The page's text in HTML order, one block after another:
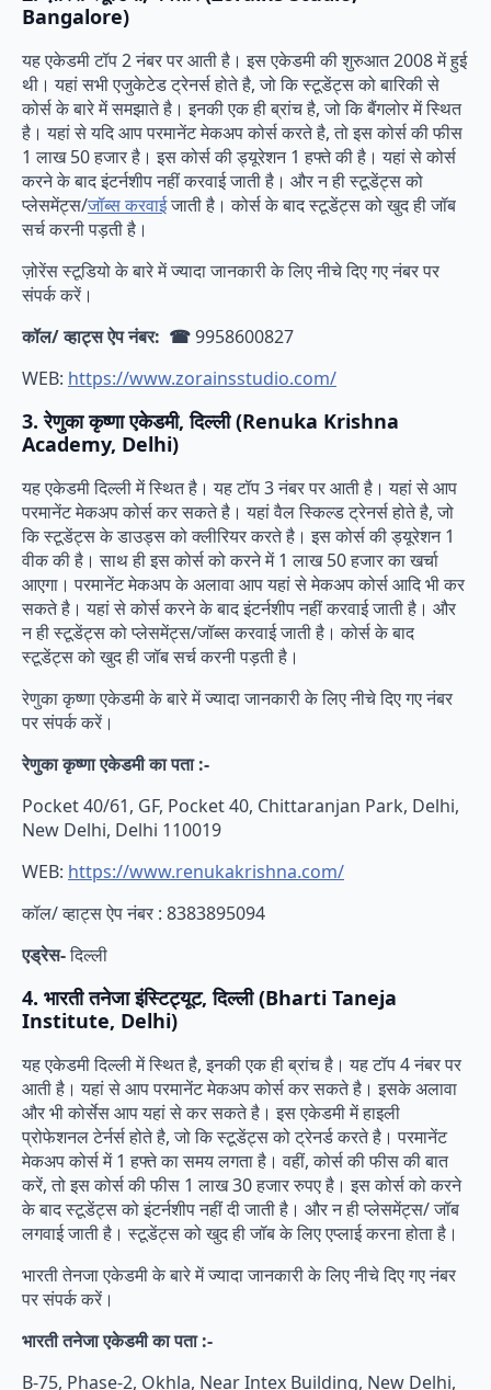
Bangalore)
यह एकेडमी टॉप 2 नंबर पर आती है। इस एकेडमी की शुरुआत 2008 में हुई
थी। यहां सभी एजुकेटेड ट्रेनर्स होते है, जो कि स्टूडेंट्स को बारिकी से
कोर्स के बारे में समझाते है। इनकी एक ही ब्रांच है, जो कि बैंगलोर में स्थित
है। यहां से यदि आप परमानेंट मेकअप कोर्स करते है, तो इस कोर्स की फीस
1 लाख 50 हजार है। इस कोर्स की ड्यूरेशन 1 हफ्ते की है। यहां से कोर्स
करने के बाद इंटर्नशीप नहीं करवाई जाती है। और न ही स्टूडेंट्स को
प्लेसमेंट्स/जॉब्स करवाईजाती है। कोर्स के बाद स्टूडेंट्स को खुद ही जॉब
सर्च करनी पड़ती है।
ज़ोरेंस स्टूडियो के बारे में ज्यादा जानकारी के लिए नीचे दिए गए नंबर पर
संपर्क करें।
कॉल/ व्हाट्स ऐप नंबर: ☎9958600827
WEB: https://www.zorainsstudio.com/
3. रेणुका कृष्णा एकेडमी, दिल्ली (Renuka Krishna
Academy, Delhi)
यह एकेडमी दिल्ली में स्थित है। यह टॉप 3 नंबर पर आती है। यहां से आप
परमानेंट मेकअप कोर्स कर सकते है। यहां वैल स्किल्ड ट्रेनर्स होते है, जो
कि स्टूडेंट्स के डाउड्स को क्लीरियर करते है। इस कोर्स की ड्यूरेशन 1
वीक की है। साथ ही इस कोर्स को करने में 1 लाख 50 हजार का खर्चा
आएगा। परमानेंट मेकअप के अलावा आप यहां से मेकअप कोर्स आदि भी कर
सकते है। यहां से कोर्स करने के बाद इंटर्नशीप नहीं करवाई जाती है। और
न ही स्टूडेंट्स को प्लेसमेंट्स/जॉब्स करवाई जाती है। कोर्स के बाद
स्टूडेंट्स को खुद ही जॉब सर्च करनी पड़ती है।
रेणुका कृष्णा एकेडमी के बारे में ज्यादा जानकारी के लिए नीचे दिए गए नंबर
पर संपर्क करें।
रेणुका कृष्णा एकेडमी का पता :-
Pocket 40/61, GF, Pocket 40, Chittaranjan Park, Delhi,
New Delhi, Delhi 110019
WEB: https://www.renukakrishna.com/
कॉल/ व्हाट्स ऐप नंबर : 8383895094
एड्रेस-दिल्ली
4. भारती तनेजा इंस्टिट्यूट, दिल्ली (Bharti Taneja
Institute, Delhi)
यह एकेडमी दिल्ली में स्थित है, इनकी एक ही ब्रांच है। यह टॉप 4 नंबर पर
आती है। यहां से आप परमानेंट मेकअप कोर्स कर सकते है। इसके अलावा
और भी कोर्सेस आप यहां से कर सकते है। इस एकेडमी में हाइली
प्रोफेशनल टेर्नर्स होते है, जो कि स्टूडेंट्स को ट्रेनर्ड करते है। परमानेंट
मेकअप कोर्स में 1 हफ्ते का समय लगता है। वहीं, कोर्स की फीस की बात
करें, तो इस कोर्स की फीस 1 लाख 30 हजार रुपए है। इस कोर्स को करने
के बाद स्टूडेंट्स को इंटर्नशीप नहीं दी जाती है। और न ही प्लेसमेंट्स/ जॉब
लगवाई जाती है। स्टूडेंट्स को खुद ही जॉब के लिए एप्लाई करना होता है।
भारती तेनजा एकेडमी के बारे में ज्यादा जानकारी के लिए नीचे दिए गए नंबर
पर संपर्क करें।
भारती तनेजा एकेडमी का पता :-
B-75, Phase-2, Okhla, Near Intex Building, New Delhi,